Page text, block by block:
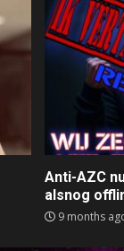
Anti-AZC
alsnog
9 months